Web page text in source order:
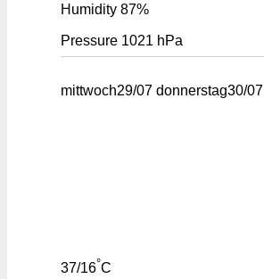
Humidity 87%
Pressure 1021 hPa
mittwoch29/07 donnerstag30/07
37/16°C